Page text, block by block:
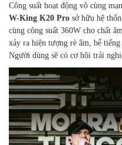
Công suất hoạt động vô cùng
W-King K20 Pro sở hữu hệ
cùng công suất 360W cho chất
xảy ra hiện tượng rè âm, bể
Người dùng sẽ có cơ hội trải